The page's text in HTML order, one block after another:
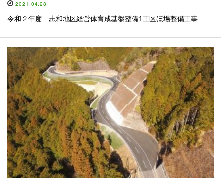
2021.04.28
令和２年度 志和地区経営体育成基盤整備1工区ほ場整備工事